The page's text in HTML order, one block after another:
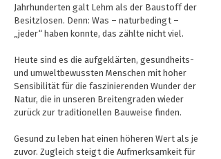
Jahrhunderten galt Lehm als der Baustoff der
Besitzlosen. Denn: Was – naturbedingt –
„jeder“ haben konnte, das zählte nicht viel.
Heute sind es die aufgeklärten, gesundheits-
und umweltbewussten Menschen mit hoher
Sensibilität für die faszinierenden Wunder der
Natur, die in unseren Breitengraden wieder
zurück zur traditionellen Bauweise finden.
Gesund zu leben hat einen höheren Wert als je
zuvor. Zugleich steigt die Aufmerksamkeit für